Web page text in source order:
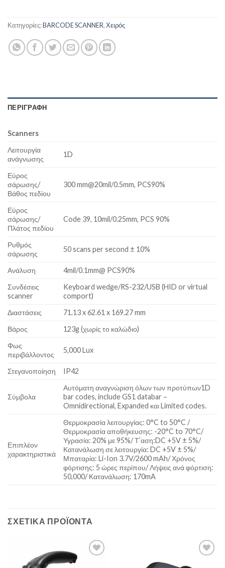
Κατηγορίες:BARCODE SCANNER,Χειρός
ΠΕΡΙΓΡΑΦΉ
Scanners
Λειτουργία
ανάγνωσης
1D
Εύρος
σάρωσης/
Βάθος πεδίου
300 mm@20mil/0.5mm, PCS90%
Εύρος
σάρωσης/
Πλάτος πεδίου
Code 39, 10mil/0.25mm, PCS 90%
Ρυθμός
σάρωσης
50 scans per second ± 10%
Ανάλυση
4mil/0.1mm@ PCS90%
Συνδέσεις
scanner
Keyboard wedge/RS-232/USB (HID or virtual
comport)
Διαστάσεις
71.13 x 62.61 x 169.27 mm
Βάρος
123g (χωρίς το καλώδιο)
Φως
περιβάλλοντος
5,000 Lux
Στεγανοποίηση IP42
Σύμβολα
Αυτόματη αναγνώριση όλων των προτύπων1D
bar codes, include GS1 databar –
Omnidirectional, Expanded και Limited codes.
Επιπλέον
χαρακτηριστικά
Θερμοκρασία λειτουργίας: 0°C to 50°C /
Θερμοκρασία αποθήκευσης: -20°C to 70°C/
Υγρασία: 20% με 95%/ Τ’αση:DC +5V ± 5%/
Κατανάλωση σε λειτουργία: DC +5V ± 5%/
Μπαταρία: Li-Ion 3.7V/2600 mAh/ Χρόνος
φόρτισης: 5 ώρες περίπου/ Λήψεις ανά φόρτιση:
50,000/ Κατανάλωση: 170mA
ΣΧΕΤΙΚΆ ΠΡΟΪΌΝΤΑ